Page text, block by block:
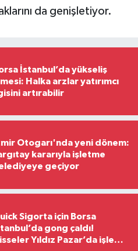
da genişletiyor.
İstanbul’da yükseliş
Halka arzlar yatırımcı
artırabilir
Otogarı'nda yeni dönem:
kararıyla işletme
geçiyor
Sigorta için Borsa
gong çaldı!
Yıldız Pazar’da işlem